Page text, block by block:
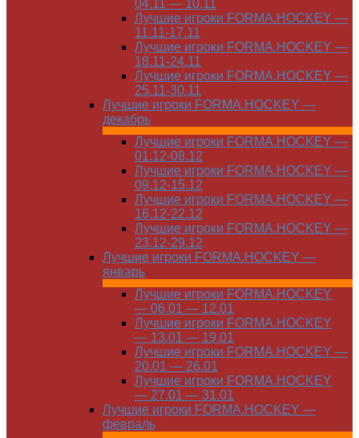
04.11 — 10.11
Лучшие игроки FORMA.HOCKEY —
11.11-17.11
Лучшие игроки FORMA.HOCKEY —
18.11-24.11
Лучшие игроки FORMA.HOCKEY —
25.11-30.11
Лучшие игроки FORMA.HOCKEY —
декабрь
Лучшие игроки FORMA.HOCKEY —
01.12-08.12
Лучшие игроки FORMA.HOCKEY —
09.12-15.12
Лучшие игроки FORMA.HOCKEY —
16.12-22.12
Лучшие игроки FORMA.HOCKEY —
23.12-29.12
Лучшие игроки FORMA.HOCKEY —
январь
Лучшие игроки FORMA.HOCKEY
— 06.01 — 12.01
Лучшие игроки FORMA.HOCKEY
— 13.01 — 19.01
Лучшие игроки FORMA.HOCKEY —
20.01 — 26.01
Лучшие игроки FORMA.HOCKEY
— 27.01 — 31.01
Лучшие игроки FORMA.HOCKEY —
февраль